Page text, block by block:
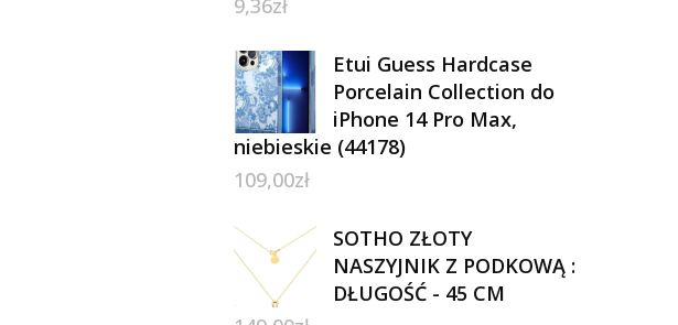
Etui Guess Hardcase
Porcelain Collection do
iPhone 14 Pro Max,
niebieskie (44178)
109,00zł
SOTHO ZŁOTY
NASZYJNIK Z PODKOWĄ :
DŁUGOŚĆ - 45 CM